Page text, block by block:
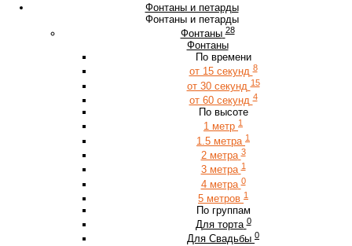
Фонтаны и петарды
Фонтаны и петарды
Фонтаны 28
Фонтаны
По времени
от 15 секунд 8
от 30 секунд 15
от 60 секунд 4
По высоте
1 метр 1
1.5 метра 1
2 метра 3
3 метра 1
4 метра 0
5 метров 1
По группам
Для торта 0
Для Свадьбы 0